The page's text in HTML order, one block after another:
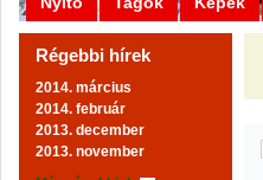
Régebbi hírek
2014. március
2014. február
2013. december
2013. november